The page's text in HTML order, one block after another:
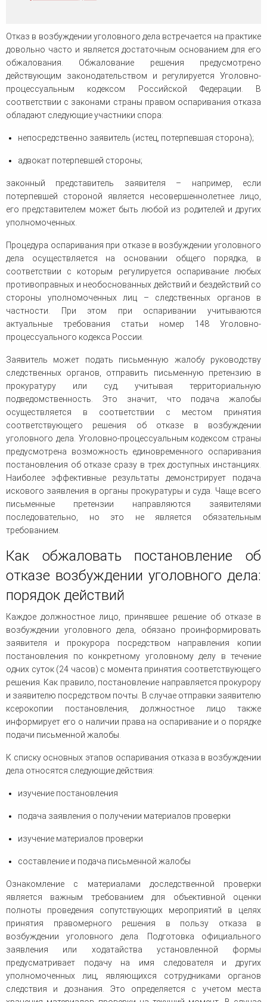
Видео ММКА
Неимущественные права
Оспаривание сделок
Страхование
Для юридических лиц
Таможенный адвокат
Уголовные споры
Урегулирование споров в
досудебном порядке
Конституционный Суд РФ
Отказ в возбуждении уголовного дела встречается на практике
довольно часто и является достаточным основанием для его
обжалования. Обжалование решения предусмотрено
действующим законодательством и регулируется Уголовно-
процессуальным кодексом Российской Федерации. В
соответствии с законами страны правом оспаривания отказа
обладают следующие участники спора:
непосредственно заявитель (истец, потерпевшая сторона);
адвокат потерпевшей стороны;
законный представитель заявителя – например, если
потерпевшей стороной является несовершеннолетнее лицо,
его представителем может быть любой из родителей и других
уполномоченных.
Процедура оспаривания при отказе в возбуждении уголовного
дела осуществляется на основании общего порядка, в
соответствии с которым регулируется оспаривание любых
противоправных и необоснованных действий и бездействий со
стороны уполномоченных лиц – следственных органов в
частности. При этом при оспаривании учитываются
актуальные требования статьи номер 148 Уголовно-
процессуального кодекса России.
Заявитель может подать письменную жалобу руководству
следственных органов, отправить письменную претензию в
прокуратуру или суд, учитывая территориальную
подведомственность. Это значит, что подача жалобы
осуществляется в соответствии с местом принятия
соответствующего решения об отказе в возбуждении
уголовного дела. Уголовно-процессуальным кодексом страны
предусмотрена возможность единовременного оспаривания
постановления об отказе сразу в трех доступных инстанциях.
Наиболее эффективные результаты демонстрирует подача
искового заявления в органы прокуратуры и суда. Чаще всего
письменные претензии направляются заявителями
последовательно, но это не является обязательным
требованием.
Как обжаловать постановление об
отказе возбуждении уголовного дела:
порядок действий
Каждое должностное лицо, принявшее решение об отказе в
возбуждении уголовного дела, обязано проинформировать
заявителя и прокурора посредством направления копии
постановления по конкретному уголовному делу в течение
одних суток (24 часов) с момента принятия соответствующего
решения. Как правило, постановление направляется прокурору
и заявителю посредством почты. В случае отправки заявителю
ксерокопии постановления, должностное лицо также
информирует его о наличии права на оспаривание и о порядке
подачи письменной жалобы.
К списку основных этапов оспаривания отказа в возбуждении
дела относятся следующие действия:
изучение постановления
подача заявления о получении материалов проверки
изучение материалов проверки
составление и подача письменной жалобы
Ознакомление с материалами доследственной проверки
является важным требованием для объективной оценки
полноты проведения сопутствующих мероприятий в целях
принятия правомерного решения в пользу отказа в
возбуждении уголовного дела. Подготовка официального
заявления или ходатайства установленной формы
предусматривает подачу на имя следователя и других
уполномоченных лиц, являющихся сотрудниками органов
следствия и дознания. Это определяется с учетом места